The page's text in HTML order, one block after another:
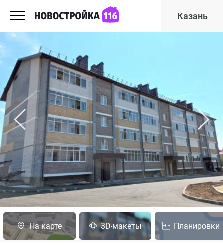
Казань
На карте 3D-макеты Планировки